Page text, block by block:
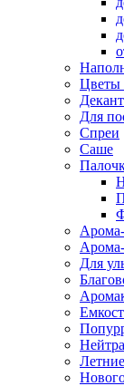
Цветы
Для
Спреи
Саше
Для